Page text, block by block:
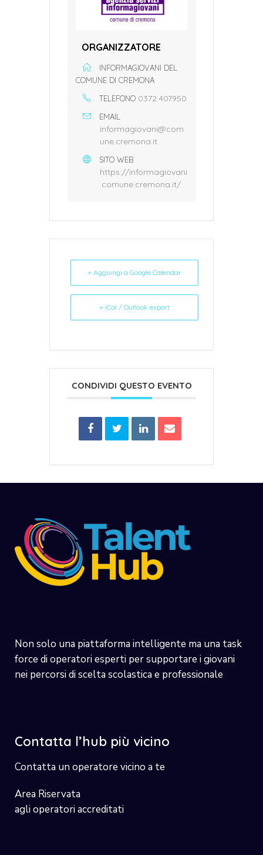
ORGANIZZATORE
INFORMAGIOVANI DEL
COMUNE DI CREMONA
TELEFONO 0372.407950
EMAIL
informagiovani@com
une.cremona.it
SITO WEB
https://informagiovani
.comune.cremona.it/
+ Aggiungi a Google Calendar
+ iCal / Outlook export
CONDIVIDI QUESTO EVENTO
Non solo una piattaforma intelligente ma una task
force di operatori esperti per supportare i giovani
nei percorsi di scelta scolastica e professionale
Contatta l’hub più vicino
Contatta un operatore vicino a te
Area Riservata
agli operatori accreditati